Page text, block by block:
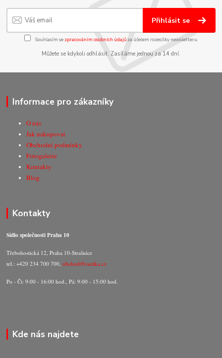
Přihlásit se
Souhlasím se zpracováním osobních údajůza účelem rozesílky newsletteru.
Můžete se kdykoli odhlásit. Zasíláme jednou za 14 dní.
Informace pro zákazníky
O nás
Jak nakupovat
Obchodní podmínky
Fotogalerie
Kontakty
Blog
Kontakty
Sídlo společnosti Praha 10
Třebohostická 12, Praha 10-Strašnice
tel.: +420 234 700 700,obchod@razitka.cz
Po - Čt: 9:00 - 16:00 hod., Pá: 9:00 - 15:00 hod.
Kde nás najdete